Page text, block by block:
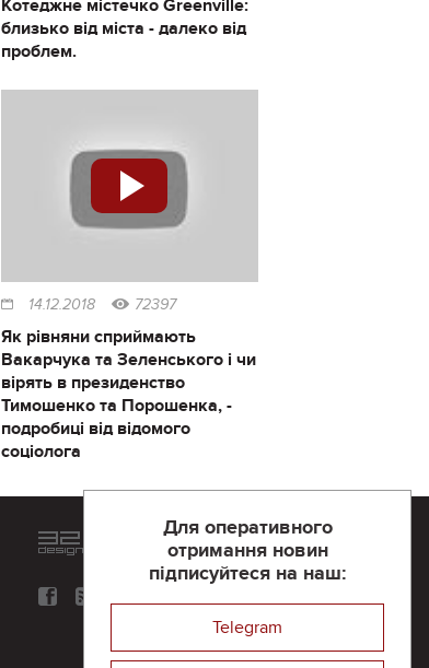
Котеджне містечко Greenville:
близько від міста - далеко від
проблем.
14.12.2018 72397
Як рівняни сприймають
Вакарчука та Зеленського і чи
вірять в президенство
Тимошенко та Порошенка, -
подробиці від відомого
соціолога
Для оперативного
отримання новин
підписуйтеся на наш:
Telegram
Розроблений та підтримується
компанії 32х32